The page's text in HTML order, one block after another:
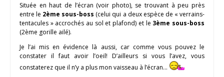
Située en haut de l’écran (voir photo), se trouvant à peu près
entre le 2ème sous-boss (celui qui a deux espèce de « verrains-
tentacules » accrochés au sol et plafond) et le 3ème sous-boss
(2ème gorille ailé).
Je l’ai mis en évidence là aussi, car comme vous pouvez le
constater il faut avoir l’oeil! D’ailleurs si vous l’avez, vous
constaterez que il n’y a plus mon vaisseau à l’écran…